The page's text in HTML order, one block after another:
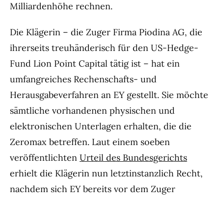
Milliardenhöhe rechnen.
Die Klägerin – die Zuger Firma Piodina AG, die
ihrerseits treuhänderisch für den US-Hedge-
Fund Lion Point Capital tätig ist – hat ein
umfangreiches Rechenschafts- und
Herausgabeverfahren an EY gestellt. Sie möchte
sämtliche vorhandenen physischen und
elektronischen Unterlagen erhalten, die die
Zeromax betreffen. Laut einem soeben
veröffentlichten Urteil des Bundesgerichts
erhielt die Klägerin nun letztinstanzlich Recht,
nachdem sich EY bereits vor dem Zuger